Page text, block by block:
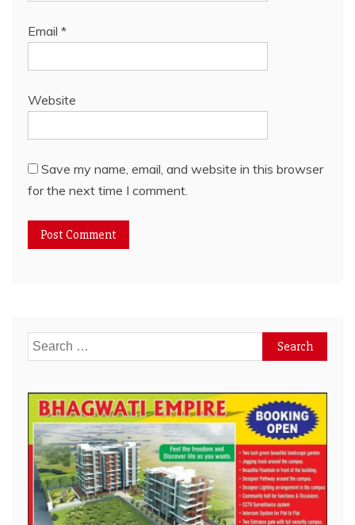
Email *
Website
Save my name, email, and website in this browser
for the next time I comment.
Search
for: